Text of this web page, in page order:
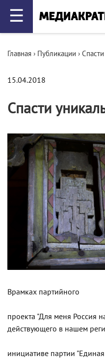
☰
Главная › Публикации ›
15.04.2018
Спасти
Врамках партийного
проекта "Для меня Россия
действующего в нашем
инициативе партии